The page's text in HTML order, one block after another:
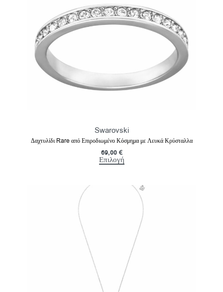
Swarovski
Δαχτυλίδι Rare από Επιροδιωμένο Κόσμημα με Λευκά Κρύσταλλα
69,00 €
Επιλογή